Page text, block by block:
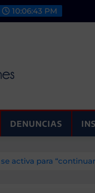
10:06:43 PM
DENUNCIAS
activa para “continuar